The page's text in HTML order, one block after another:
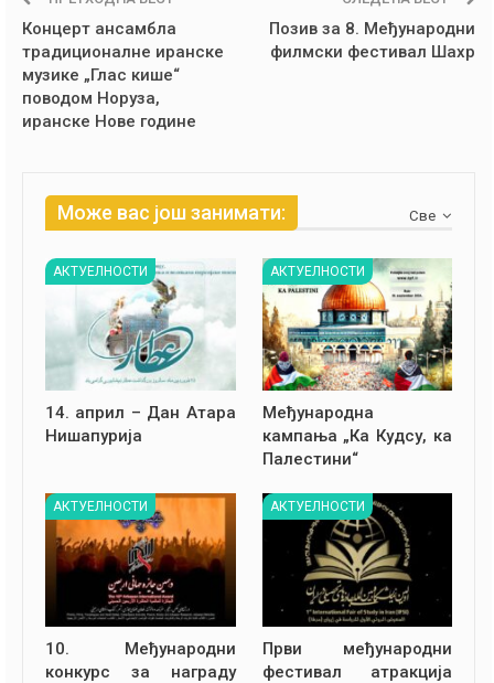
Концерт ансамбла
традиционалне иранске
музике „Глас кише“
поводом Норуза,
иранске Нове године
Позив за 8. Међународни
филмски фестивал Шахр
Све
Може вас још занимати:
АКТУЕЛНОСТИ
14. април – Дан Атара
Нишапурија
АКТУЕЛНОСТИ
Међународна
кампања „Ка Кудсу, ка
Палестини“
АКТУЕЛНОСТИ
10. Међународни
конкурс за награду
АКТУЕЛНОСТИ
Први међународни
фестивал атракција